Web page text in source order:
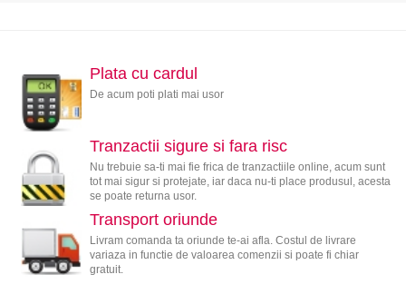
Plata cu cardul
De acum poti plati mai usor
Tranzactii sigure si fara risc
Nu trebuie sa-ti mai fie frica de tranzactiile online, acum sunt
tot mai sigur si protejate, iar daca nu-ti place produsul, acesta
se poate returna usor.
Transport oriunde
Livram comanda ta oriunde te-ai afla. Costul de livrare
variaza in functie de valoarea comenzii si poate fi chiar
gratuit.